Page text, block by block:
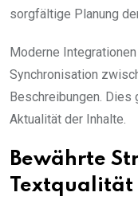
sorgfältige Planung
Moderne
Synchronisation
Beschreibungen.
Aktualität der Inhalte.
Bewährte
Textqualität